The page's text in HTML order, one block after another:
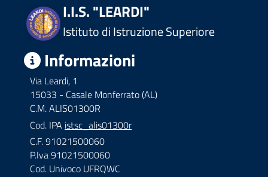
I.I.S. "LEARDI"
Istituto di Istruzione Superiore
Informazioni
Via Leardi, 1
15033 - Casale Monferrato (AL)
C.M. ALIS01300R
Cod. IPA istsc_alis01300r
C.F. 91021500060
P.Iva 91021500060
Cod. Univoco UFRQWC